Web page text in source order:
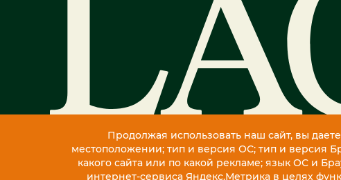
Продолжая использовать наш сайт, вы
местоположении; тип и версия ОС; тип и версия
какого сайта или по какой рекламе; язык ОС и
интернет-сервиса Яндекс.Метрика в целях